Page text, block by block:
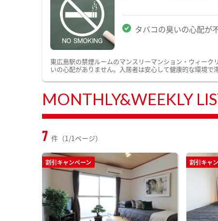
タバコの臭いの心配が
東広島駅の禁煙ルームのマンスリーマンション・ウィー
いの心配がありません。入居者は安心して健康的な環境で
MONTHLY&WEEKLY
7 件（1/1ページ）
割引キャンペーン 割引キャ